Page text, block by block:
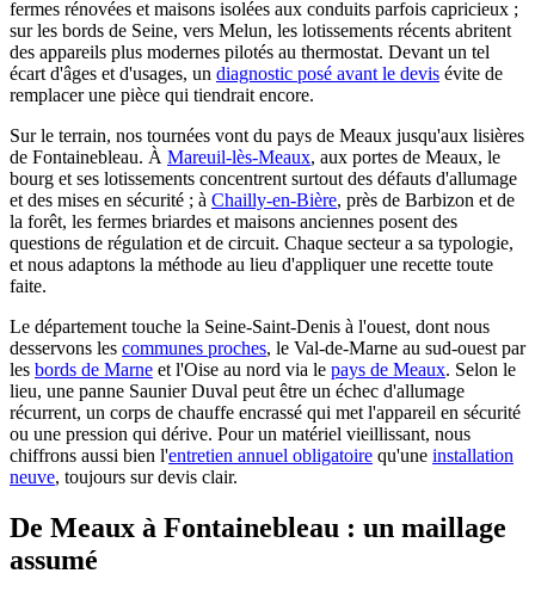
fermes rénovées et maisons isolées aux conduits parfois capricieux ;
sur les bords de Seine, vers Melun, les lotissements récents abritent
des appareils plus modernes pilotés au thermostat. Devant un tel
écart d'âges et d'usages, un diagnostic posé avant le devis évite de
remplacer une pièce qui tiendrait encore.
Sur le terrain, nos tournées vont du pays de Meaux jusqu'aux lisières
de Fontainebleau. À Mareuil-lès-Meaux, aux portes de Meaux, le
bourg et ses lotissements concentrent surtout des défauts d'allumage
et des mises en sécurité ; à Chailly-en-Bière, près de Barbizon et de
la forêt, les fermes briardes et maisons anciennes posent des
questions de régulation et de circuit. Chaque secteur a sa typologie,
et nous adaptons la méthode au lieu d'appliquer une recette toute
faite.
Le département touche la Seine-Saint-Denis à l'ouest, dont nous
desservons les communes proches, le Val-de-Marne au sud-ouest par
les bords de Marne et l'Oise au nord via le pays de Meaux. Selon le
lieu, une panne Saunier Duval peut être un échec d'allumage
récurrent, un corps de chauffe encrassé qui met l'appareil en sécurité
ou une pression qui dérive. Pour un matériel vieillissant, nous
chiffrons aussi bien l'entretien annuel obligatoire qu'une installation
neuve, toujours sur devis clair.
De Meaux à Fontainebleau : un maillage
assumé